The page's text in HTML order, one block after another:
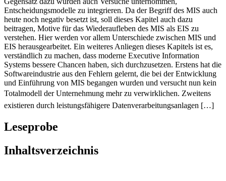
Entscheidungsmodelle zu integrieren. Da der Begriff des MIS auch
heute noch negativ besetzt ist, soll dieses Kapitel auch dazu
beitragen, Motive für das Wiederaufleben des MIS als EIS zu
verstehen. Hier werden vor allem Unterschiede zwischen MIS und
EIS herausgearbeitet. Ein weiteres Anliegen dieses Kapitels ist es,
verständlich zu machen, dass moderne Executive Information
Systems bessere Chancen haben, sich durchzusetzen. Erstens hat die
Softwareindustrie aus den Fehlern gelernt, die bei der Entwicklung
und Einführung von MIS begangen wurden und versucht nun kein
Totalmodell der Unternehmung mehr zu verwirklichen. Zweitens
existieren durch leistungsfähigere Datenverarbeitungsanlagen […]
Leseprobe
Inhaltsverzeichnis